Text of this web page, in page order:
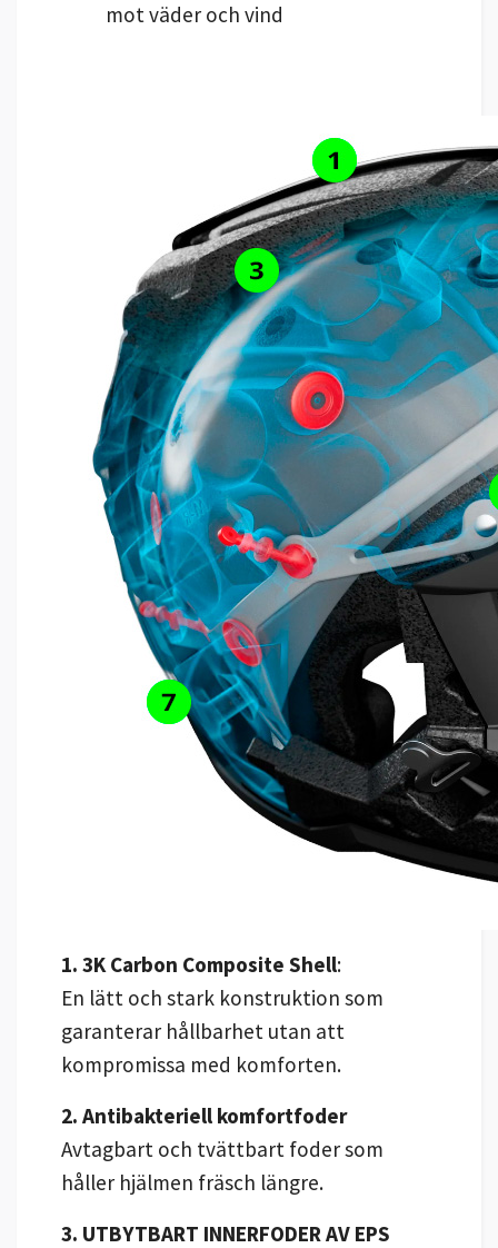
mot väder och vind
1. 3K Carbon Composite Shell:
En lätt och stark konstruktion som
garanterar hållbarhet utan att
kompromissa med komforten.
2. Antibakteriell komfortfoder
Avtagbart och tvättbart foder som
håller hjälmen fräsch längre.
3. UTBYTBART INNERFODER AV EPS